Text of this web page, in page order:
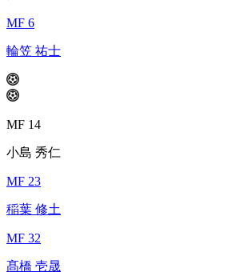
MF 6
輪笠 祐士
MF 14
小島 秀仁
MF 23
稲葉 修土
MF 32
髙橋 壱晟